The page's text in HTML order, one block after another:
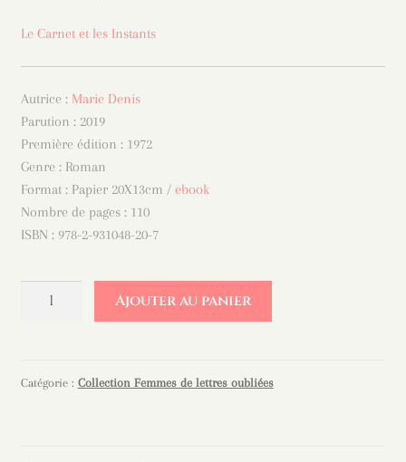
Le Carnet et les Instants
Autrice : Marie Denis
Parution : 2019
Première édition : 1972
Genre : Roman
Format : Papier 20X13cm / ebook
Nombre de pages : 110
ISBN : 978-2-931048-20-7
père
Ajouter au panier
Catégorie : Collection Femmes de lettres oubliées